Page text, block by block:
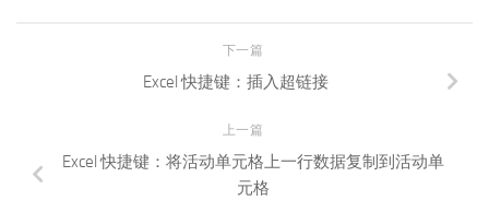
下一篇
Excel 快捷键：插入超链接
上一篇
Excel 快捷键：将活动单元格上一行数据复制到活动单
元格